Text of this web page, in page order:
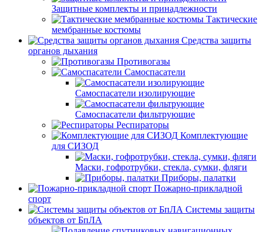
Защитные комплекты и принадлежности
Тактические
мембранные костюмы
Средства защиты
органов дыхания
Противогазы
Самоспасатели
Самоспасатели изолирующие
Самоспасатели фильтрующие
Респираторы
Комплектующие
для СИЗОД
Маски, гофротрубки, стекла, сумки, фляги
Приборы, палатки
Пожарно-прикладной
спорт
Системы защиты
объектов от БпЛА